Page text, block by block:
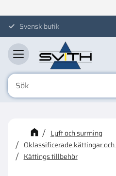
MenySvensk butik
Kanske någon av
produkter kan
Lyft och surrning
Oklassificerade kättingar
Kättings tillbehör